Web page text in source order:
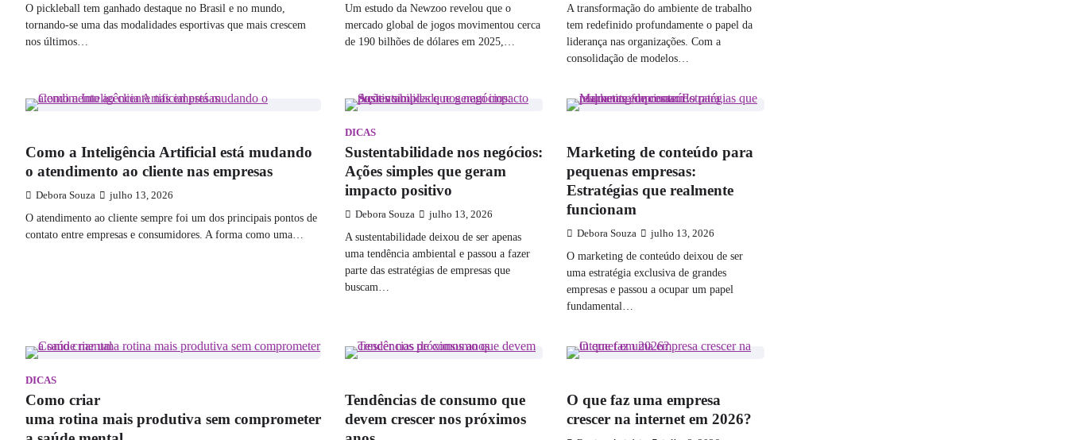
O pickleball tem ganhado destaque no Brasil e no mundo,
tornando-se uma das modalidades esportivas que mais crescem
nos últimos…
Um estudo da Newzoo revelou que o
mercado global de jogos movimentou cerca
de 190 bilhões de dólares em 2025,…
A transformação do ambiente de trabalho
tem redefinido profundamente o papel da
liderança nas organizações. Com a
consolidação de modelos…
Como a Inteligência Artificial está mudando
o atendimento ao cliente nas empresas
Debora Souza julho 13, 2026
O atendimento ao cliente sempre foi um dos principais pontos de
contato entre empresas e consumidores. A forma como uma…
DICAS
Sustentabilidade nos negócios:
Ações simples que geram
impacto positivo
Debora Souza julho 13, 2026
A sustentabilidade deixou de ser apenas
uma tendência ambiental e passou a fazer
parte das estratégias de empresas que
buscam…
Marketing de conteúdo para
pequenas empresas:
Estratégias que realmente
funcionam
Debora Souza julho 13, 2026
O marketing de conteúdo deixou de ser
uma estratégia exclusiva de grandes
empresas e passou a ocupar um papel
fundamental…
DICAS
Como criar
uma rotina mais produtiva sem comprometer
Tendências de consumo que
devem crescer nos próximos
O que faz uma empresa
crescer na internet em 2026?